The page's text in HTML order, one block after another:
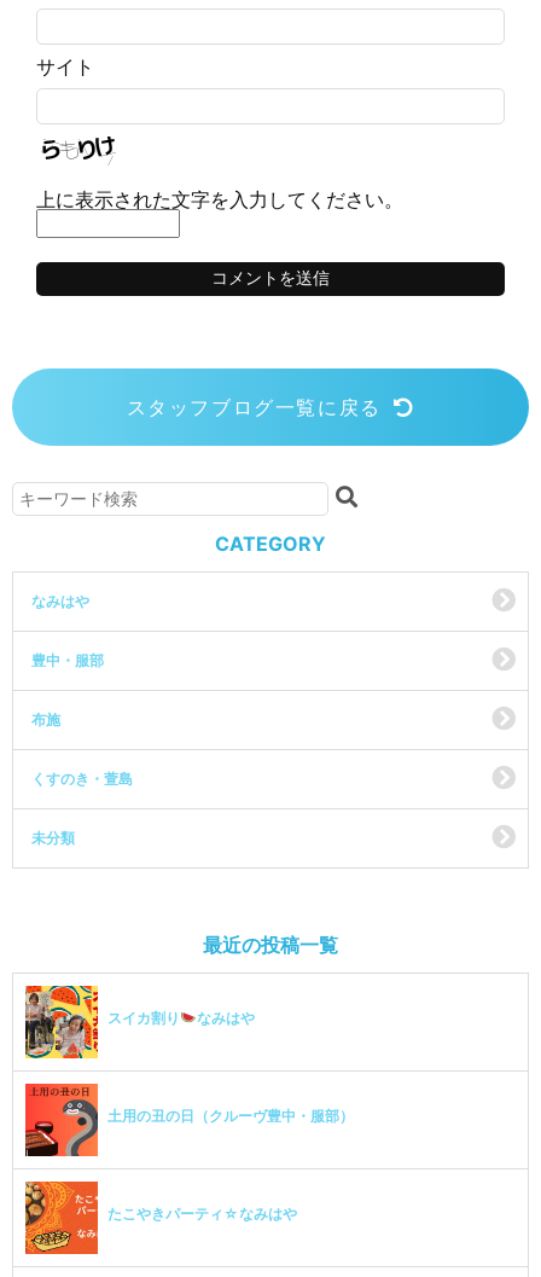
サイト
上に表示された文字を入力してください。
スタッフブログ一覧に戻る
CATEGORY
なみはや
豊中・服部
布施
くすのき・萱島
未分類
最近の投稿一覧
スイカ割り なみはや
土用の丑の日（クルーヴ豊中・服部）
たこやきパーティ☆なみはや